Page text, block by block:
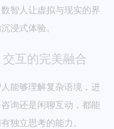
智人让虚拟与现实的界
浸式体验。
互的完美融合
能够理解复杂语境，进
询还是闲聊互动，都能
独立思考的能力。